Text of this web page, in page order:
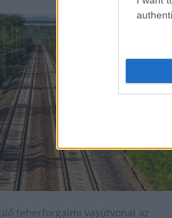
teherforgalmi vasútvonal az